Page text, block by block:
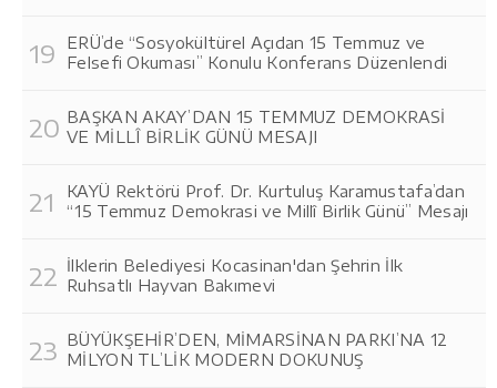
ERÜ’de “Sosyokültürel Açıdan 15 Temmuz ve
Felsefi Okuması” Konulu Konferans Düzenlendi
BAŞKAN AKAY’DAN 15 TEMMUZ DEMOKRASİ
VE MİLLÎ BİRLİK GÜNÜ MESAJI
KAYÜ Rektörü Prof. Dr. Kurtuluş Karamustafa’dan
“15 Temmuz Demokrasi ve Millî Birlik Günü” Mesajı
İlklerin Belediyesi Kocasinan'dan Şehrin İlk
Ruhsatlı Hayvan Bakımevi
BÜYÜKŞEHİR’DEN, MİMARSİNAN PARKI’NA 12
MİLYON TL’LİK MODERN DOKUNUŞ